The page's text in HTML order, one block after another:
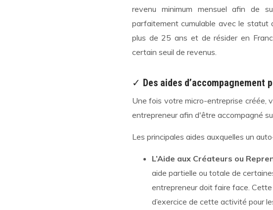
revenu minimum mensuel afin de
parfaitement cumulable avec le statut
plus de 25 ans et de résider en
certain seuil de revenus.
✓ Des aides
Une fois votre micro-entreprise créée,
entrepreneur afin d'être accompagné
Les principales aides auxquelles un
L’Aide aux Créateurs ou
aide partielle ou totale de
entrepreneur doit faire face.
d’exercice de cette activité pour